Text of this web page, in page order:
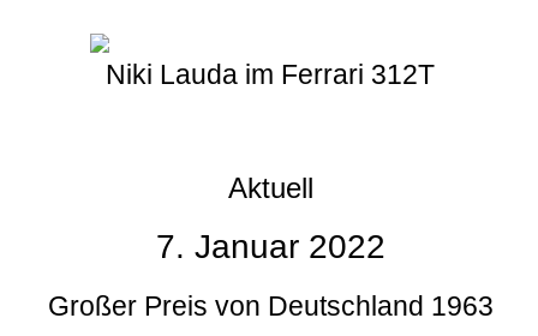
Niki Lauda im Ferrari 312T
Aktuell
7. Januar 2022
Großer Preis von Deutschland 1963